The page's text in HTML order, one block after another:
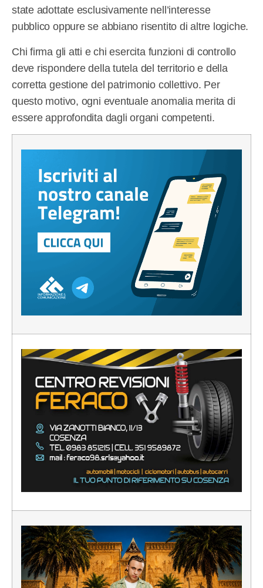
state adottate esclusivamente nell’interesse
pubblico oppure se abbiano risentito di altre logiche.
Chi firma gli atti e chi esercita funzioni di controllo
deve rispondere della tutela del territorio e della
corretta gestione del patrimonio collettivo. Per
questo motivo, ogni eventuale anomalia merita di
essere approfondita dagli organi competenti.